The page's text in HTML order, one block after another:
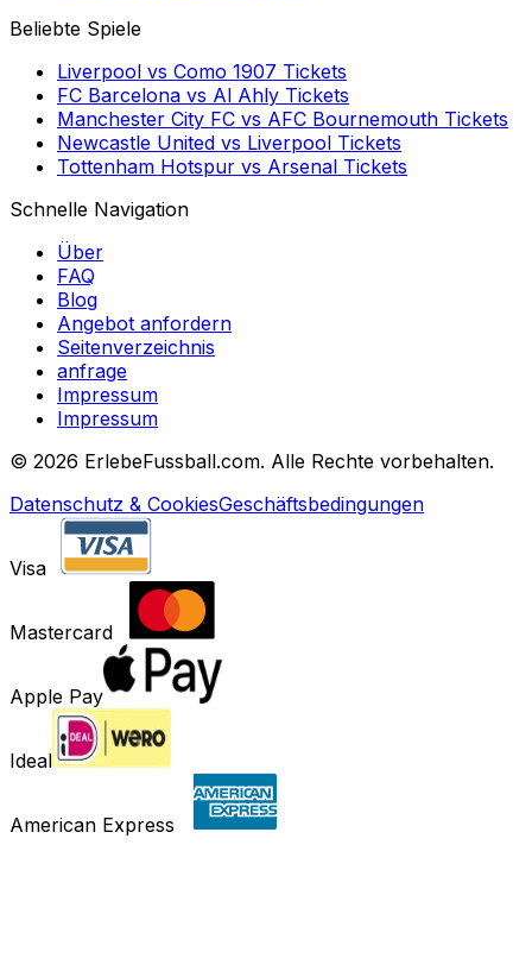
Beliebte Spiele
Liverpool vs Como 1907 Tickets
FC Barcelona vs Al Ahly Tickets
Manchester City FC vs AFC Bournemouth Tickets
Newcastle United vs Liverpool Tickets
Tottenham Hotspur vs Arsenal Tickets
Schnelle Navigation
Über
FAQ
Blog
Angebot anfordern
Seitenverzeichnis
anfrage
Impressum
Impressum
© 2026 ErlebeFussball.com. Alle Rechte vorbehalten.
Datenschutz & CookiesGeschäftsbedingungen
Visa
Mastercard
Apple Pay
Ideal
American Express